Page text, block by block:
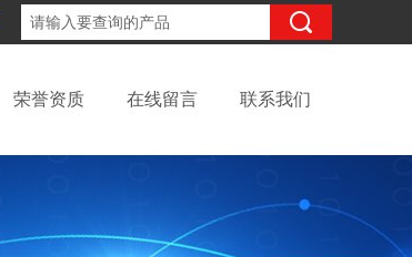
荣誉资质 在线留言 联系我们